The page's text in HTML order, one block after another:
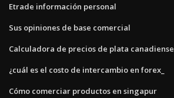
Etrade información personal
Sus opiniones de base comercial
Calculadora de precios de plata canadiense
¿cuál es el costo de intercambio en forex_
Cómo comerciar productos en singapur